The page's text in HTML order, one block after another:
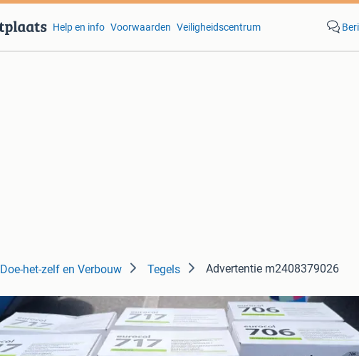
Help en info Voorwaarden Veiligheidscentrum
Doe-het-zelf en Verbouw Tegels Advertentie m2408379026